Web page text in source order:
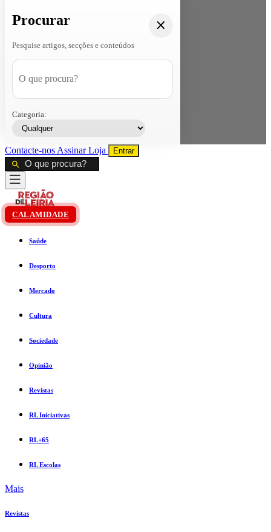
Procurar
Pesquise artigos, secções e conteúdos
Categoria:
Contacte-nos AssinarLoja Entrar
CALAMIDADE
Saúde
Desporto
Mercado
Cultura
Sociedade
Opinião
Revistas
RL Iniciativas
RL+65
RL Escolas
Mais
Revistas